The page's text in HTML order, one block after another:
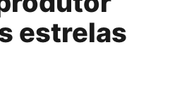
estrelas